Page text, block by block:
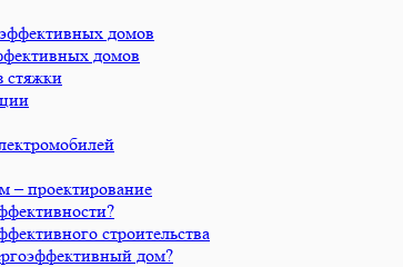
домов
домов
стяжки
– проектирование
строительства
дом?